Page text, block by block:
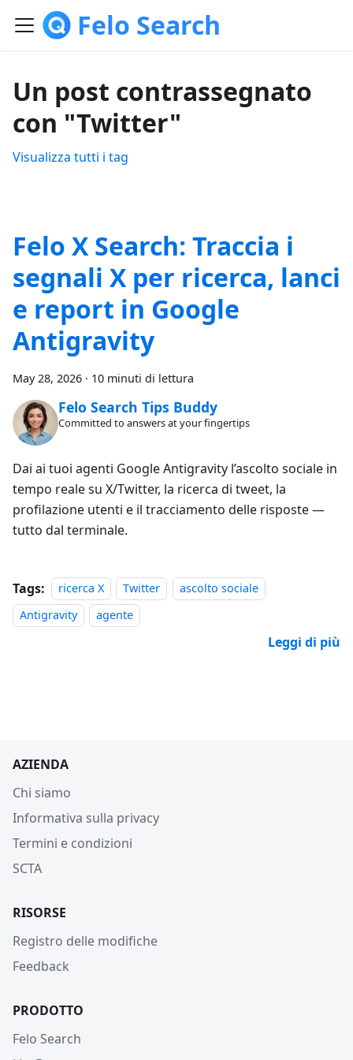
Felo Search
Un post contrassegnato
con "Twitter"
Visualizza tutti i tag
Felo X Search: Traccia i
segnali X per ricerca, lanci
e report in Google
Antigravity
May 28, 2026 · 10 minuti di lettura
Felo Search Tips Buddy
Committed to answers at your fingertips
Dai ai tuoi agenti Google Antigravity l’ascolto sociale in
tempo reale su X/Twitter, la ricerca di tweet, la
profilazione utenti e il tracciamento delle risposte —
tutto dal terminale.
Tags: ricerca X Twitter
ascolto sociale
Antigravity
agente
Leggi di più
AZIENDA
Chi siamo
Informativa sulla privacy
Termini e condizioni
SCTA
RISORSE
Registro delle modifiche
Feedback
PRODOTTO
Felo Search